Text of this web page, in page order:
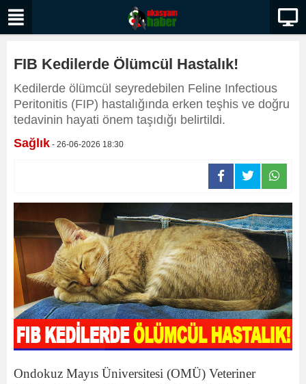
FIB Kedilerde Ölümcül Hastalık!
Kedilerde ölümcül seyredebilen Feline Infectious
Peritonitis (FIP) hastalığında erken teşhis ve doğru
tedavinin hayati önem taşıdığı belirtildi.
Sağlık - 26-06-2026 18:30
Ondokuz Mayıs Üniversitesi (OMÜ) Veteriner